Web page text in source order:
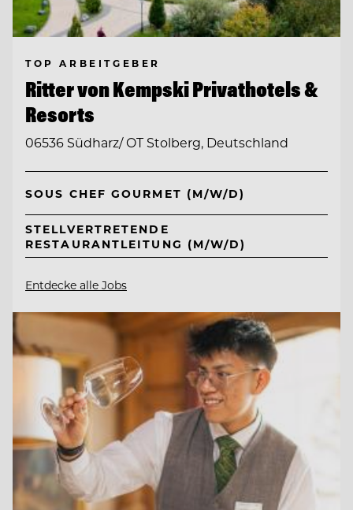
TOP ARBEITGEBER
Ritter von Kempski Privathotels &
Resorts
06536 Südharz/ OT Stolberg, Deutschland
SOUS CHEF GOURMET (M/W/D)
STELLVERTRETENDE
RESTAURANTLEITUNG (M/W/D)
Entdecke alle Jobs